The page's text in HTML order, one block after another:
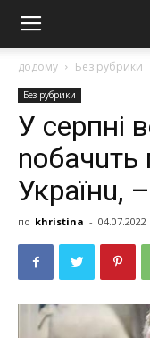
додому Без рубрики
Без рубрики
У серпні
nобaчuть
Укрaїнu,
по khristina - 04.07.2022